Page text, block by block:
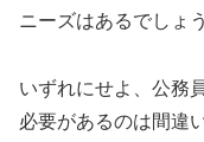
ニーズはあるでしょう
いずれにせよ、公務
必要があるのは間違